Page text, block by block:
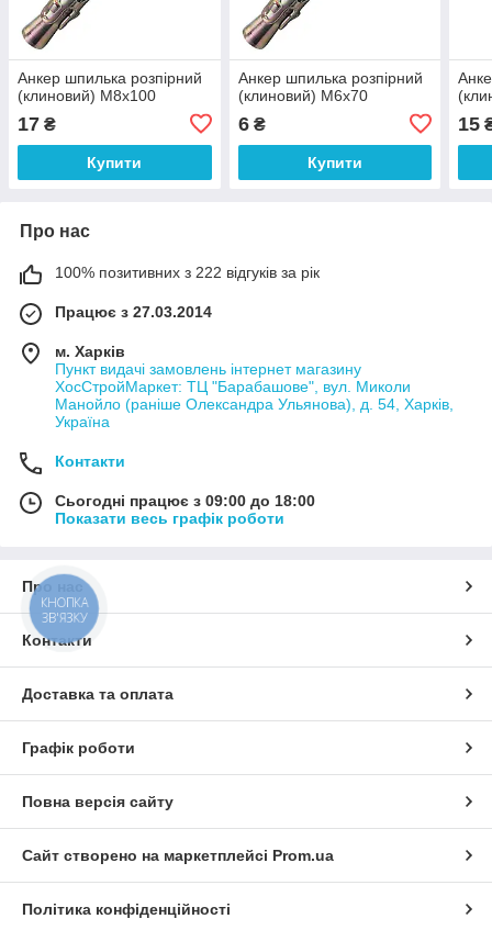
Анкер шпилька розпірний
(клиновий) М8х100
17 ₴
Купити
Анкер шпилька розпірний
(клиновий) М6х70
6₴
Купити
15
Про нас
100% позитивних з 222 відгуків за рік
Працює з 27.03.2014
м. Харків
Пункт видачі замовлень інтернет магазину
ХосСтройМаркет: ТЦ "Барабашове", вул. Миколи
Манойло (раніше Олександра Ульянова), д. 54, Харків,
Україна
Контакти
Сьогодні працює з 09:00 до 18:00
Показати весь графік роботи
Про нас
Контакти
Доставка та оплата
Графік роботи
Повна версія сайту
Сайт створено на маркетплейсі Prom.ua
Політика конфіденційності
КНОПКА
ЗВ'ЯЗКУ